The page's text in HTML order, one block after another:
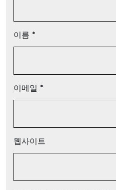
이름 *
이메일 *
웹사이트